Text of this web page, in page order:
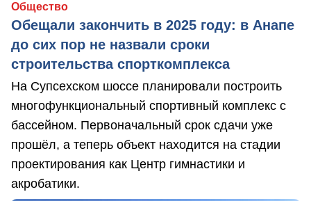
Общество
Обещали закончить в 2025 году: в Анапе
до сих пор не назвали сроки
строительства спорткомплекса
На Супсехском шоссе планировали построить
многофункциональный спортивный комплекс с
бассейном. Первоначальный срок сдачи уже
прошёл, а теперь объект находится на стадии
проектирования как Центр гимнастики и
акробатики.